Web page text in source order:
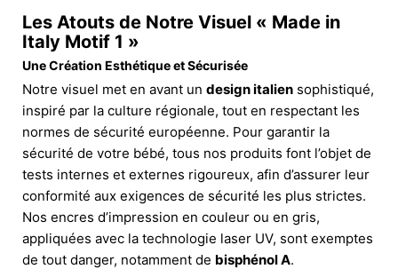
Les Atouts de Notre Visuel « Made in
Italy Motif 1 »
Une Création Esthétique et Sécurisée
Notre visuel met en avant un design italien sophistiqué,
inspiré par la culture régionale, tout en respectant les
normes de sécurité européenne. Pour garantir la
sécurité de votre bébé, tous nos produits font l’objet de
tests internes et externes rigoureux, afin d’assurer leur
conformité aux exigences de sécurité les plus strictes.
Nos encres d’impression en couleur ou en gris,
appliquées avec la technologie laser UV, sont exemptes
de tout danger, notamment de bisphénol A.